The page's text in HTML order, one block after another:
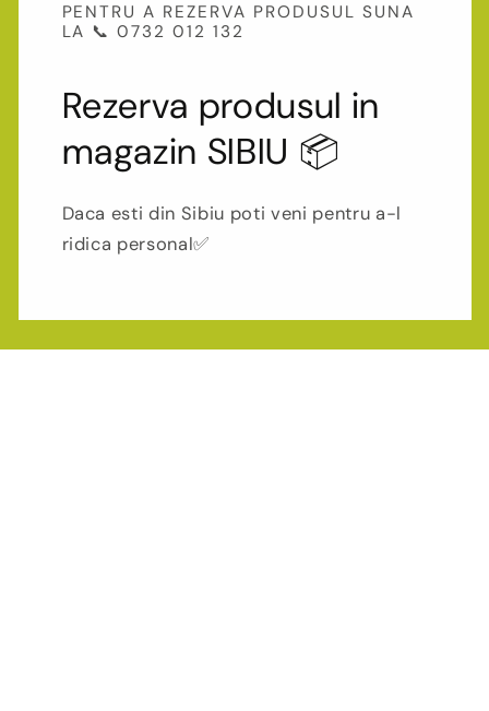
PENTRU A REZERVA PRODUSUL SUNA
LA 📞 0732 012 132
Rezerva produsul in
magazin SIBIU 📦
Daca esti din Sibiu poti veni pentru a-l
ridica personal✅